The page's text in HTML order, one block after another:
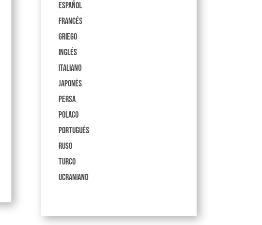
Español
Francés
Griego
Inglés
Italiano
Japonés
Persa
Polaco
Portugués
Ruso
Turco
Ucraniano